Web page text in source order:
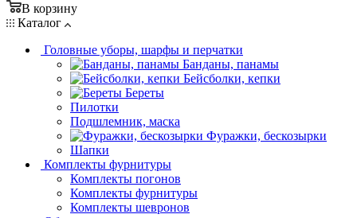
В корзину
Каталог
Головные уборы, шарфы и перчатки
Банданы, панамы
Бейсболки, кепки
Береты
Пилотки
Подшлемник, маска
Фуражки, бескозырки
Шапки
Комплекты фурнитуры
Комплекты погонов
Комплекты фурнитуры
Комплекты шевронов